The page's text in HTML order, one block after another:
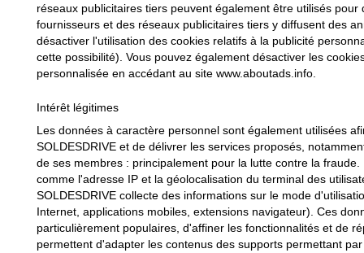
réseaux publicitaires tiers peuvent également être utilisés
fournisseurs et des réseaux publicitaires tiers y diffusent des
désactiver l'utilisation des cookies relatifs à la publicité
cette possibilité). Vous pouvez également désactiver les
personnalisée en accédant au site www.aboutads.info.
Intérêt légitimes
Les données à caractère personnel sont également utilisées
SOLDESDRIVE et de délivrer les services proposés,
de ses membres : principalement pour la lutte contre la
comme l'adresse IP et la géolocalisation du terminal des
SOLDESDRIVE collecte des informations sur le mode
Internet, applications mobiles, extensions navigateur). Ces
particulièrement populaires, d'affiner les fonctionnalités et de
permettent d'adapter les contenus des supports permettant